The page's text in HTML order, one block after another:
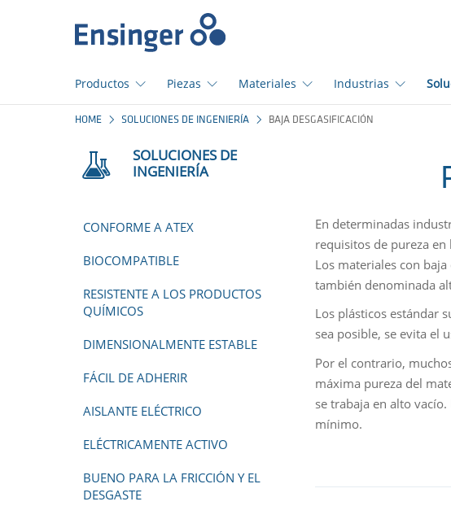
Productos Piezas Materiales Industrias
HOME SOLUCIONES DE INGENIERÍA BAJA DESGASIFICACIÓN
SOLUCIONES DE
INGENIERÍA
CONFORME A ATEX
BIOCOMPATIBLE
RESISTENTE A LOS PRODUCTOS
QUÍMICOS
DIMENSIONALMENTE ESTABLE
FÁCIL DE ADHERIR
AISLANTE ELÉCTRICO
ELÉCTRICAMENTE ACTIVO
BUENO PARA LA FRICCIÓN Y EL
DESGASTE
En determinadas
requisitos de pureza en
Los materiales con
también denominada
Los plásticos estándar
sea posible, se evita el
Por el contrario,
máxima pureza del
se trabaja en alto
mínimo.